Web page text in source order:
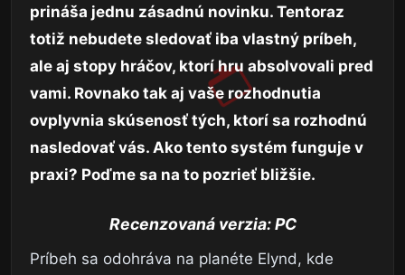
prináša jednu zásadnú novinku. Tentoraz
totiž nebudete sledovať iba vlastný príbeh,
ale aj stopy hráčov, ktorí hru absolvovali pred
vami. Rovnako tak aj vaše rozhodnutia
ovplyvnia skúsenosť tých, ktorí sa rozhodnú
nasledovať vás. Ako tento systém funguje v
praxi? Poďme sa na to pozrieť bližšie.
Recenzovaná verzia: PC
Príbeh sa odohráva na planéte Elynd, kde